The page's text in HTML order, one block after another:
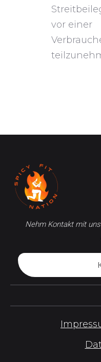
vor einer
Nehm Kontakt mit